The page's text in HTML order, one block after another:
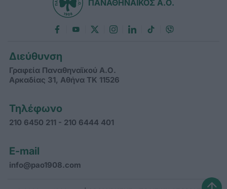
ΠΑΝΑΘΗΝΑΪΚΟΣ Α.Ο.
Διεύθυνση
Γραφεία Παναθηναϊκού Α.Ο.
Αρκαδίας 31, Αθήνα ΤΚ 11526
Τηλέφωνο
210 6450 211 - 210 6444 401
E-mail
info@pao1908.com